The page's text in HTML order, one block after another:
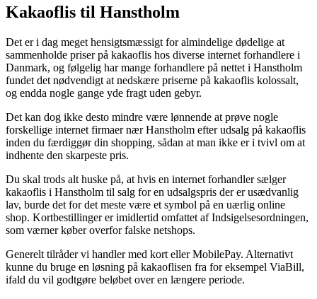
Kakaoflis til Hanstholm
Det er i dag meget hensigtsmæssigt for almindelige dødelige at
sammenholde priser på kakaoflis hos diverse internet forhandlere i
Danmark, og følgelig har mange forhandlere på nettet i Hanstholm
fundet det nødvendigt at nedskære priserne på kakaoflis kolossalt,
og endda nogle gange yde fragt uden gebyr.
Det kan dog ikke desto mindre være lønnende at prøve nogle
forskellige internet firmaer nær Hanstholm efter udsalg på kakaoflis
inden du færdiggør din shopping, sådan at man ikke er i tvivl om at
indhente den skarpeste pris.
Du skal trods alt huske på, at hvis en internet forhandler sælger
kakaoflis i Hanstholm til salg for en udsalgspris der er usædvanlig
lav, burde det for det meste være et symbol på en uærlig online
shop. Kortbestillinger er imidlertid omfattet af Indsigelsesordningen,
som værner køber overfor falske netshops.
Generelt tilråder vi handler med kort eller MobilePay. Alternativt
kunne du bruge en løsning på kakaoflisen fra for eksempel ViaBill,
ifald du vil godtgøre beløbet over en længere periode.